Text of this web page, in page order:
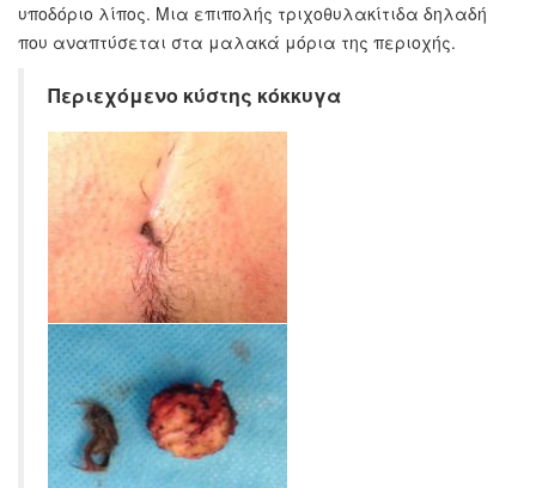
υποδόριο λίπος. Μια επιπολής τριχοθυλακίτιδα δηλαδή
που αναπτύσεται στα μαλακά μόρια της περιοχής.
Περιεχόμενο κύστης κόκκυγα